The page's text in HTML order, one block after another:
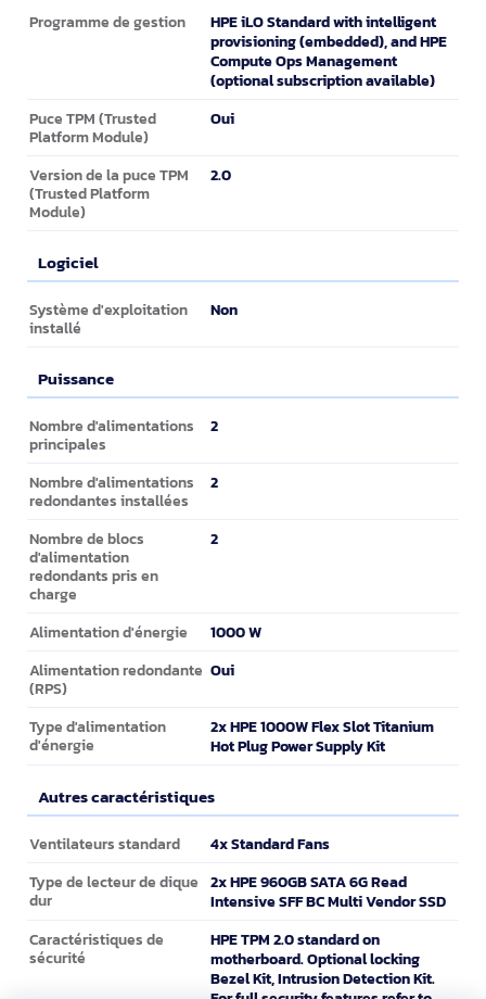
Représentation / réalisation
Programme de gestion
HPE iLO Standard with intelligent
provisioning (embedded), and HPE
Compute Ops Management
(optional subscription available)
Puce TPM (Trusted
Platform Module)
Oui
Version de la puce TPM
(Trusted Platform
Module)
2.0
Logiciel
Logiciel
Système d'exploitation
installé
Non
Puissance
Puissance
Nombre d'alimentations
principales
2
Nombre d'alimentations
redondantes installées
2
Nombre de blocs
d'alimentation
redondants pris en
charge
2
Alimentation d'énergie 1000 W
Alimentation redondante
(RPS)
Oui
Type d'alimentation
d'énergie
2x HPE 1000W Flex Slot Titanium
Hot Plug Power Supply Kit
Autres caractéristiques
Autres caractéristiques
Ventilateurs standard 4x Standard Fans
Type de lecteur de dique
dur
2x HPE 960GB SATA 6G Read
Intensive SFF BC Multi Vendor SSD
Caractéristiques de
sécurité
HPE TPM 2.0 standard on
motherboard. Optional locking
Bezel Kit, Intrusion Detection Kit.